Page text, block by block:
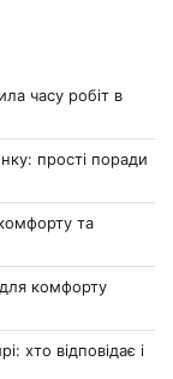
часу робіт в
прості поради
та
комфорту
хто відповідає і